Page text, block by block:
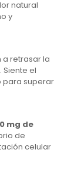
natural
y
retrasar la
el
para superar
mg de
de
celular